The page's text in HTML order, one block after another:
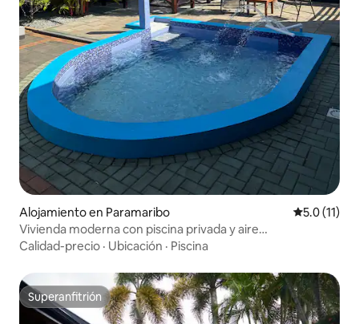
Alojamiento en Paramaribo Calificación
5.0 (11)
Vivienda moderna con piscina privada y aire
acondicionado
Calidad-precio · Ubicación · Piscina
Superanfitrión
Superanfitrión